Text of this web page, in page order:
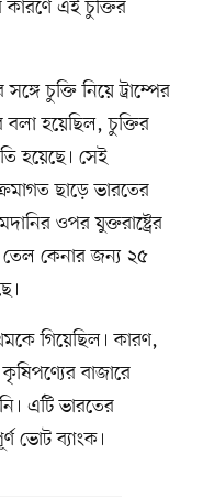
এই চুক্তির
চুক্তি নিয়ে ট্রাম্পের
হয়েছিল, চুক্তির
হয়েছে। সেই
ছাড়ে ভারতের
ওপর যুক্তরাষ্ট্রের
কেনার জন্য ২৫
গিয়েছিল। কারণ,
বাজারে
এটি ভারতের
ভোট ব্যাংক।